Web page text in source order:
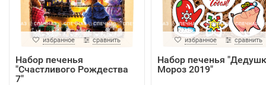
избранное сравнить
Набор печенья
"Счастливого Рождества
7"
избранное сравнить
Набор печенья
Мороз 2019"